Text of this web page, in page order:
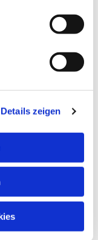
Details zeigen